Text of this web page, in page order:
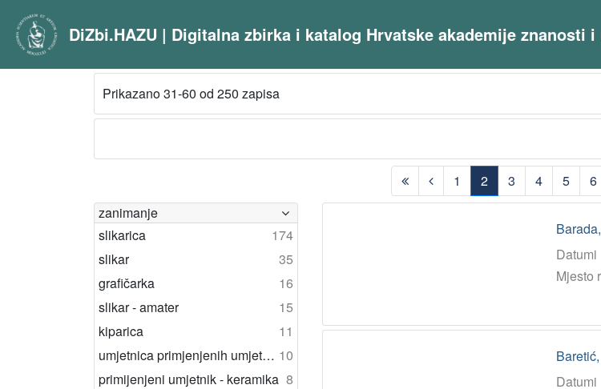
DiZbi.HAZU | Digitalna zbirka i katalog Hrvatske akademije znanosti
Prikazano 31-60 od 250 zapisa
1
2
(current)
3 4 5 6
zanimanje
slikarica
174
slikar
35
grafičarka
16
slikar - amater
15
kiparica
11
umjetnica primjenjenih umjetnosti 10
primijenjeni umjetnik - keramika 8
Datumi
Mjesto
Datumi